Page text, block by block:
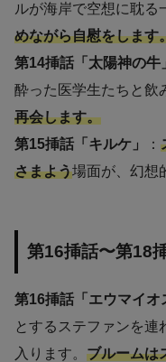
ルが海岸で空想に耽る
めながら自慰をします
第14挿話「太陽神の牛
酔った医学生たちと飲
再会します。
第15挿話「キルケ」
：
さまよう場面が、幻想
第16挿話〜第18
第16挿話「エウマイオ
とするステファンを連
入ります。 ブルームは